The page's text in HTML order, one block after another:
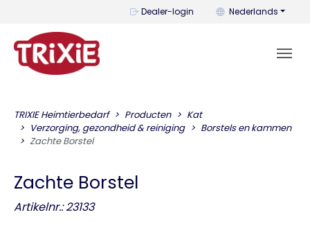
Dealer-login U kunt de taal
Nederlands
TRIXIE Heimtierbedarf Producten
Kat
Verzorging, gezondheid & reiniging
Borstels en kammen
Zachte Borstel
Zachte Borstel
Artikelnr.: 23133